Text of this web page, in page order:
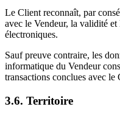
Le Client reconnaît, par
avec le Vendeur, la validité
électroniques.
Sauf preuve contraire, les
informatique du Vendeur
transactions conclues avec le
3.6. Territoire